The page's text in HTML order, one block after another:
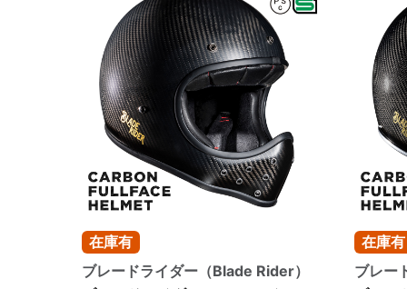
在庫有
ブレードライダー（Blade Rider）
在庫有
ブレー